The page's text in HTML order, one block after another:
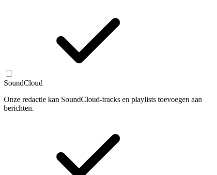
SoundCloud
Onze redactie kan SoundCloud-tracks en playlists toevoegen aan
berichten.